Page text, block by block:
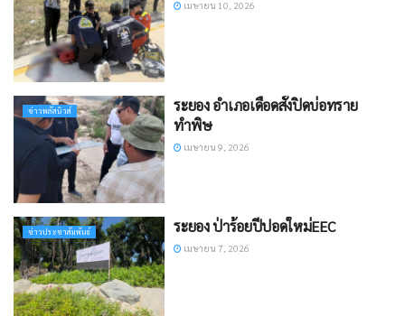
เมษายน 10, 2026
ข่าวพลัสนิวส์
ระยอง ​อำเภอเดือดสั่งปิดบ่อทราย
ทำพิษ
เมษายน 9, 2026
ข่าวประชาสัมพันธ์ ระยอง ป่าร้อยปีปอดใหม่EEC
เมษายน 7, 2026